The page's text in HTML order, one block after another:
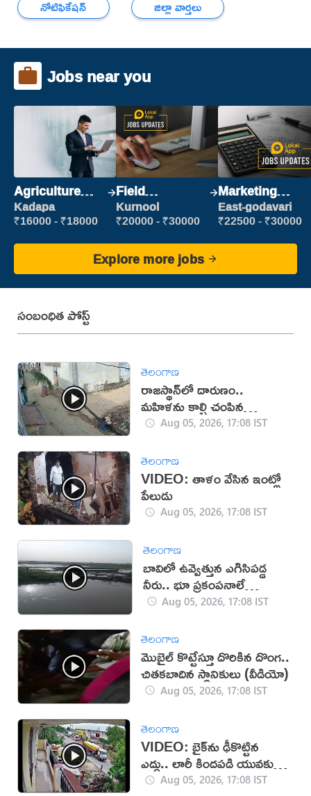
నోటిఫికేషన్ జిల్లా వార్తలు
Jobs near you
Agriculture
Labour
Kadapa
₹16000 - ₹18000
Field
Marketing
Executive
Kurnool
₹20000 - ₹30000
Marketing
Executive
East-godavari
₹22500 - ₹30000
Explore more jobs
సంబంధిత పోస్ట్
తెలంగాణ
రాజస్థాన్‌లో దారుణం..
మహిళను కాల్చి చంపిన
యువకుడు (వీడియో)
Aug 05, 2026, 17:08 IST
తెలంగాణ
VIDEO: తాళం వేసిన ఇంట్లో
పేలుడు
Aug 05, 2026, 17:08 IST
తెలంగాణ
బావిలో ఉవ్వెత్తున ఎగిసిపడ్డ
నీరు.. భూ ప్రకంపనాలే
కారణమా?
Aug 05, 2026, 17:08 IST
తెలంగాణ
మొబైల్ కొట్టేస్తూ దొరికిన దొంగ..
చితకబాదిన స్థానికులు (వీడియో)
Aug 05, 2026, 17:08 IST
తెలంగాణ
VIDEO: బైక్‌ను ఢీకొట్టిన
ఎద్దు.. లారీ కిందపడి యువకుడు
మృతి!Aug 05, 2026, 17:08 IST